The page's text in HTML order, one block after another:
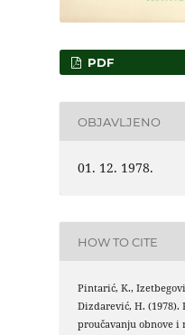
PDF
OBJAVLJENO
01. 12. 1978.
HOW TO CITE
Pintarić, K.,
Dizdarević, H. (1978).
proučavanju obnove i